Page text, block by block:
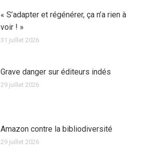
« S’adapter et régénérer, ça n’a rien à
voir ! »
31 juillet 2026
Grave danger sur éditeurs indés
29 juillet 2026
Amazon contre la bibliodiversité
29 juillet 2026